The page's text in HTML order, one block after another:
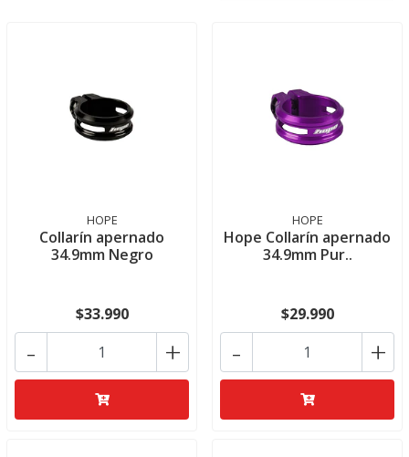
HOPE
Collarín apernado
34.9mm Negro
$33.990
+
-
HOPE
Hope Collarín apernado
34.9mm Pur..
$29.990
+
-